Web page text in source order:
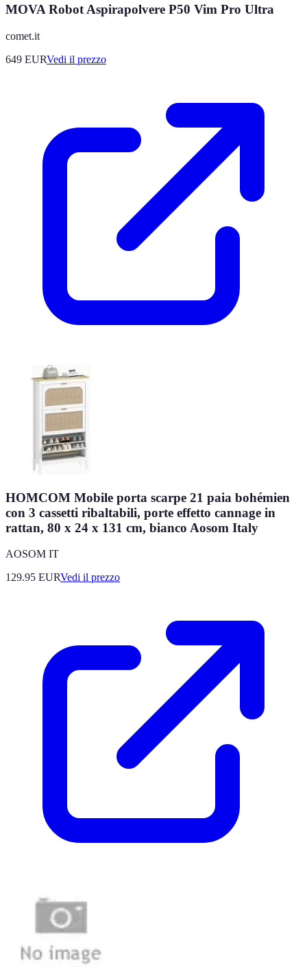
MOVA Robot Aspirapolvere P50 Vim Pro Ultra
comet.it
649 EURVedi il prezzo
HOMCOM Mobile porta scarpe 21 paia bohémien
con 3 cassetti ribaltabili, porte effetto cannage in
rattan, 80 x 24 x 131 cm, bianco Aosom Italy
AOSOM IT
129.95 EURVedi il prezzo